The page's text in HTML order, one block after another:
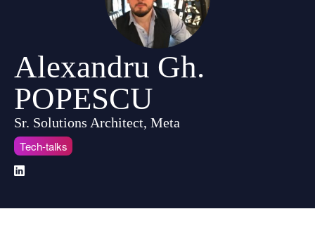
Alexandru Gh.
POPESCU
Sr. Solutions Architect, Meta
Tech-talks